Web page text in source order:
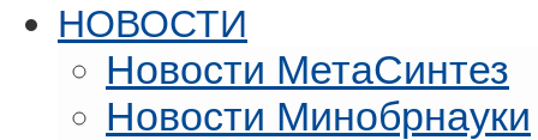
НОВОСТИ
Новости МетаСинтез
Новости Минобрнауки